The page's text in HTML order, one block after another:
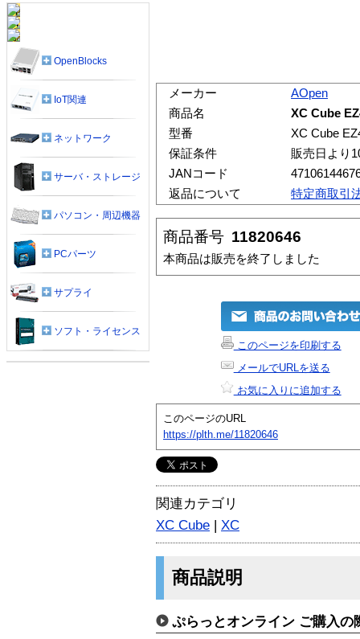
メーカー
AOpen
商品名
XC Cube
型番
XC Cube
保証条件
販売日より
JANコード
返品について
特定商取引
商品番号 11820646
本商品は販売を終了しました
このページを印刷する
メールでURLを送る
お気に入りに追加する
このページのURL
https://plth.me/11820646
関連カテゴリ
XC Cube | XC
商品説明
ぷらっとオンライン ご購入の
OpenBlocks
IoT関連
ネットワーク
サーバ・ストレージ
パソコン・周辺機器
PCパーツ
サプライ
ソフト・ライセンス